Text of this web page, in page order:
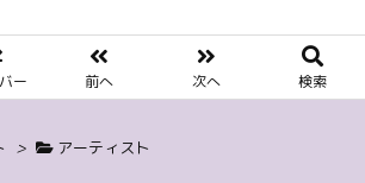
ー 前へ 次へ 検索
> アーティスト